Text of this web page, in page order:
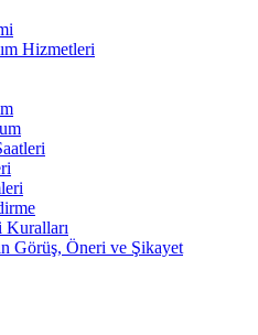
Hizmetleri
Kuralları
Görüş, Öneri ve Şikayet